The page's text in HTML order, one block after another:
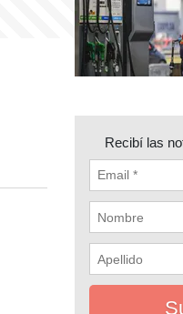
Recibí las